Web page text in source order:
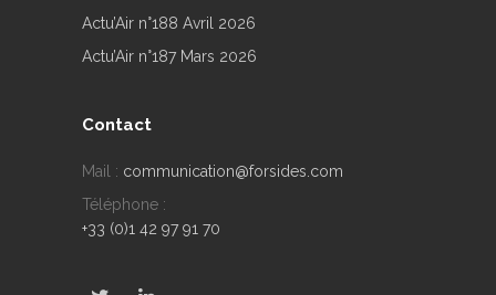
Actu’Air n°188 Avril 2026
Actu’Air n°187 Mars 2026
Contact
Mail : communication@forsides.com
Téléphone :
+33 (0)1 42 97 91 70